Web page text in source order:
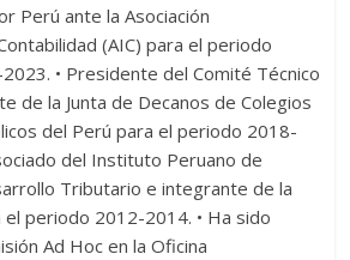
Perú ante la Asociación
(AIC) para el periodo
• Presidente del Comité Técnico
de la Junta de Decanos de Colegios
del Perú para el periodo 2018-
del Instituto Peruano de
Tributario e integrante de la
el periodo 2012-2014. • Ha sido
Ad Hoc en la Oficina